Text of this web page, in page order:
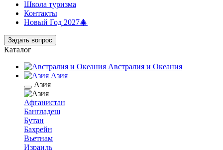
Школа туризма
Контакты
Новый Год 2027🎄
Задать вопрос
Каталог
Австралия и Океания
Азия
Азия
Афганистан
Бангладеш
Бутан
Бахрейн
Вьетнам
Израиль